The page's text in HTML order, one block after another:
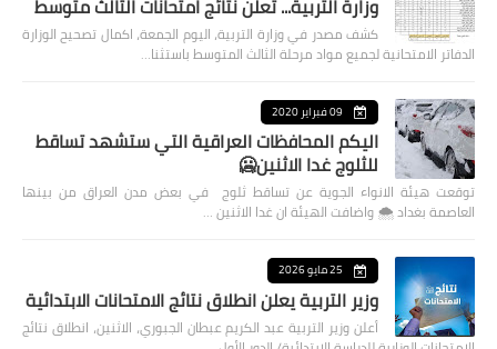
كشف مصدر في وزارة التربية، اليوم الجمعة، اكمال تصحيح الوزارة
الدفاتر الامتحانية لجميع مواد مرحلة الثالث المتوسط باستثنا…
09 فبراير 2020
اليكم المحافظات العراقية التي ستشهد تساقط
للثلوج غدا الاثنين🥶
توقعت هيئة الانواء الجوية عن تساقط ثلوج في بعض مدن العراق من بينها
العاصمة بغداد ⁦🌨️⁩ واضافت الهيئة ان غدا الاثنين …
25 مايو 2026
وزير التربية يعلن انطلاق نتائج الامتحانات الابتدائية
أعلن وزير التربية عبد الكريم عبطان الجبوري، الاثنين، انطلاق نتائج